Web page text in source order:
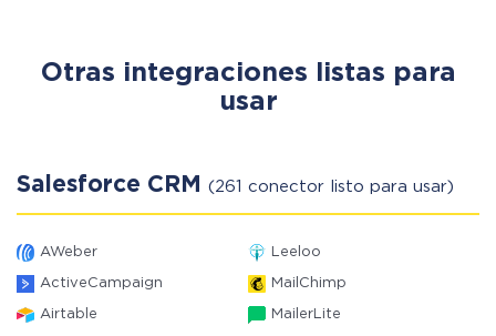
Otras integraciones listas para
usar
Salesforce CRM (261 conector listo para usar)
AWeber Leeloo
ActiveCampaign MailChimp
Airtable MailerLite